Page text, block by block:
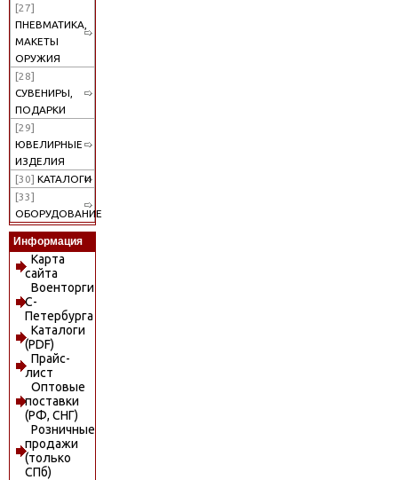
[27]
ПНЕВМАТИКА,
МАКЕТЫ
ОРУЖИЯ
[28]
СУВЕНИРЫ,
ПОДАРКИ
[29]
ЮВЕЛИРНЫЕ
ИЗДЕЛИЯ
[30] КАТАЛОГИ
[33]
ОБОРУДОВАНИЕ
Информация
Карта
сайта
Военторги
С-
Петербурга
Каталоги
(PDF)
Прайс-
лист
Оптовые
поставки
(РФ, СНГ)
Розничные
продажи
(только
СПб)